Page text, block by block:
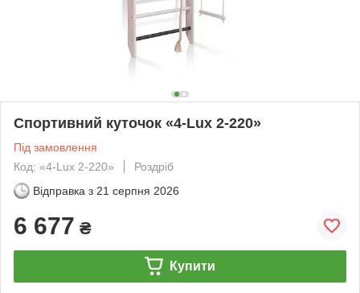
Спортивний куточок «4-Lux 2-220»
Під замовлення
Код: «4-Lux 2-220»
Роздріб
Відправка з 21 серпня 2026
6 677 ₴
Купити